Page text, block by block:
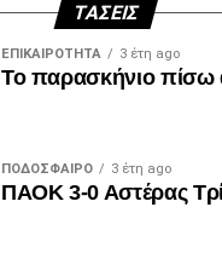
ΤΆΣΕΙΣ
ΕΠΙΚΑΙΡΌΤΗΤΑ 3 έτη ago
Το παρασκήνιο
ΠΟΔΌΣΦΑΙΡΟ 3 έτη ago
ΠΑΟΚ 3-0 Αστέρας